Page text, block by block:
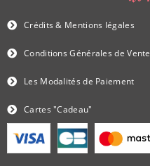
Crédits & Mentions légales
Conditions Générales de Vente
Les Modalités de Paiement
Cartes "Cadeau"